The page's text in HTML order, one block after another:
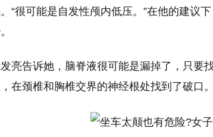
“很可能是自发性颅内低压。”在他的建议
亮告诉她，脑脊液很可能是漏掉了，只要
在颈椎和胸椎交界的神经根处找到了破口。